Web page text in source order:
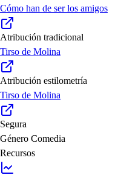
Cómo han de ser los amigos
Atribución tradicional
Tirso de Molina
Atribución estilometría
Tirso de Molina
Segura
Género Comedia
Recursos